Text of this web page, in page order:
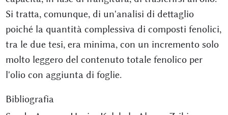
Si tratta, comunque, di un'analisi di dettaglio
poiché la quantità complessiva di composti fenolici,
tra le due tesi, era minima, con un incremento solo
molto leggero del contenuto totale fenolico per
l'olio con aggiunta di foglie.
Bibliografia